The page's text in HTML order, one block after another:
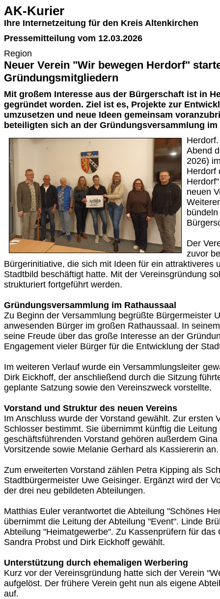
AK-Kurier
Ihre Internetzeitung für den Kreis Altenkirchen
Pressemitteilung vom 12.03.2026
Region
Neuer Verein "Wir bewegen Herdorf"
Gründungsmitgliedern
Mit großem Interesse aus der Bürgerschaft ist in
gegründet worden. Ziel ist es, Projekte zur
umzusetzen und neue Ideen gemeinsam
beteiligten sich an der Gründungsversammlung
Abend
2026)
Herdorf
neuen
Der
zuvor
Bürgerinitiative, die sich mit Ideen für ein attraktiveres
Stadtbild beschäftigt hatte. Mit der Vereinsgründung
strukturiert fortgeführt werden.
Gründungsversammlung im Rathaussaal
Zu Beginn der Versammlung begrüßte Bürgermeister
anwesenden Bürger im großen Rathaussaal. In
seine Freude über das große Interesse an der
Engagement vieler Bürger für die Entwicklung der
Im weiteren Verlauf wurde ein Versammlungsleiter
Dirk Eickhoff, der anschließend durch die Sitzung
geplante Satzung sowie den Vereinszweck vorstellte.
Vorstand und Struktur des neuen Vereins
Im Anschluss wurde der Vorstand gewählt. Zur ersten
Schlosser bestimmt. Sie übernimmt künftig die
geschäftsführenden Vorstand gehören außerdem
Vorsitzende sowie Melanie Gerhard als Kassiererin an.
Zum erweiterten Vorstand zählen Petra Kipping als
Stadtbürgermeister Uwe Geisinger. Ergänzt wird der
der drei neu gebildeten Abteilungen.
Matthias Euler verantwortet die Abteilung "Schönes
übernimmt die Leitung der Abteilung "Event". Linde
Abteilung "Heimatgewerbe". Zu Kassenprüfern für das
Sandra Probst und Dirk Eickhoff gewählt.
Unterstützung durch ehemaligen Werbering
Kurz vor der Vereinsgründung hatte sich der Verein
aufgelöst. Der frühere Verein geht nun als eigene
auf.